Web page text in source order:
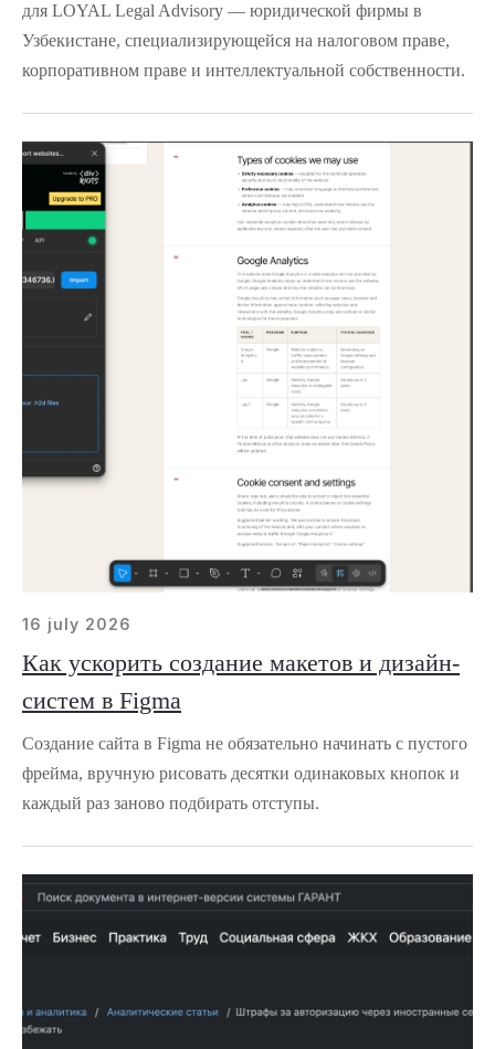
для LOYAL Legal Advisory — юридической фирмы в
Узбекистане, специализирующейся на налоговом праве,
корпоративном праве и интеллектуальной собственности.
16 july 2026
Как ускорить создание макетов и дизайн-
систем в Figma
Создание сайта в Figma не обязательно начинать с пустого
фрейма, вручную рисовать десятки одинаковых кнопок и
каждый раз заново подбирать отступы.